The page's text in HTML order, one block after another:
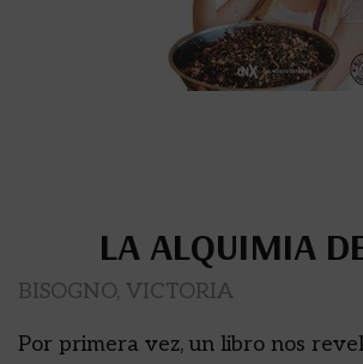
LA ALQUIMIA
BISOGNO, VICTORIA
Por primera vez, un libro nos